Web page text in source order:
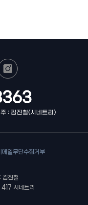
: 김진철(시네트리)
메일무단수집거부
김진철
시네트리